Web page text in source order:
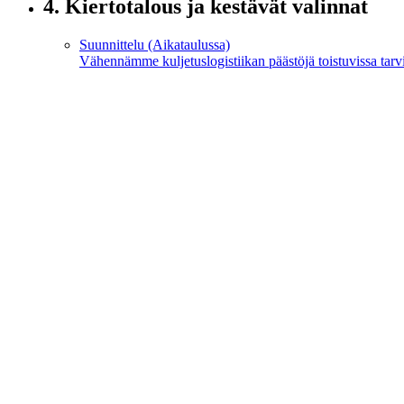
4. Kiertotalous ja kestävät valinnat
Suunnittelu (Aikataulussa)
Vähennämme kuljetus­logistiikan päästöjä toistuvissa